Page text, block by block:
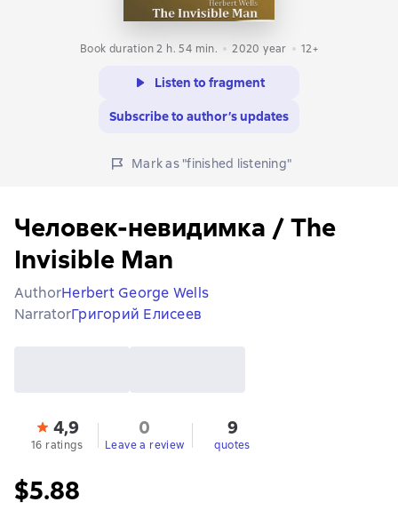
Book duration 2 h. 54 min. 2020 year 12+
Listen to fragment
Subscribe to author’s updates
Mark as "finished listening"
Человек-невидимка / The
Invisible Man
AuthorHerbert George Wells
NarratorГригорий Елисеев
4,9
16 ratings
0
Leave a review
9
quotes
$5.88